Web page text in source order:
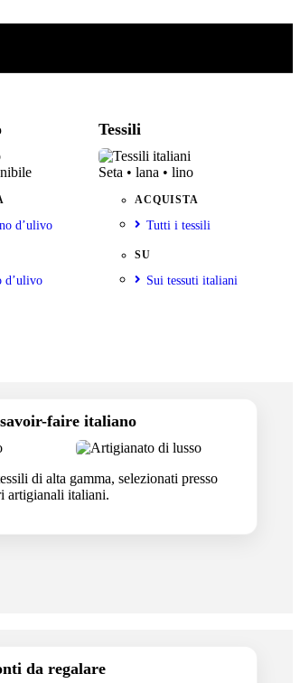
d’ulivo
d’ulivo
Tessili
Seta • lana • lino
ACQUISTA
Tutti i tessili
SU
Sui tessuti italiani
faire italiano
di alta gamma, selezionati presso
artigianali italiani.
da regalare